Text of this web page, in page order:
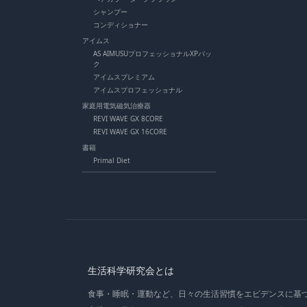
シャンプー
コンディショナー
アイムス
AS AIMUSUプロフェッショナルXPパッ
ク
アイムスプレミアム
アイムスプロフェッショナル
家庭用電気磁気治療器
REVI WAVE GX 8CORE
REVI WAVE GX 16CORE
書籍
Primal Diet
生活科学研究会とは
食事・睡眠・運動など、日々の生活習慣をエビデンスに基